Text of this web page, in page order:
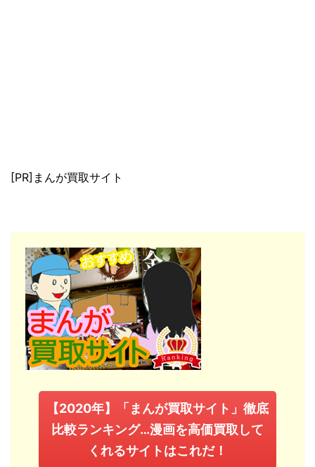
[PR]まんが買取サイト
【2020年】「まんが買取サイト」徹底
比較ランキング…漫画を高価買取して
くれるサイトはこれだ！